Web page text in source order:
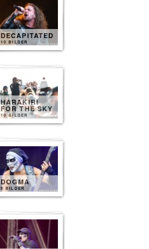
DECAPITATED
10 BILDER
HARAKIRI
FOR THE SKY
10 BILDER
DOGMA
9 BILDER